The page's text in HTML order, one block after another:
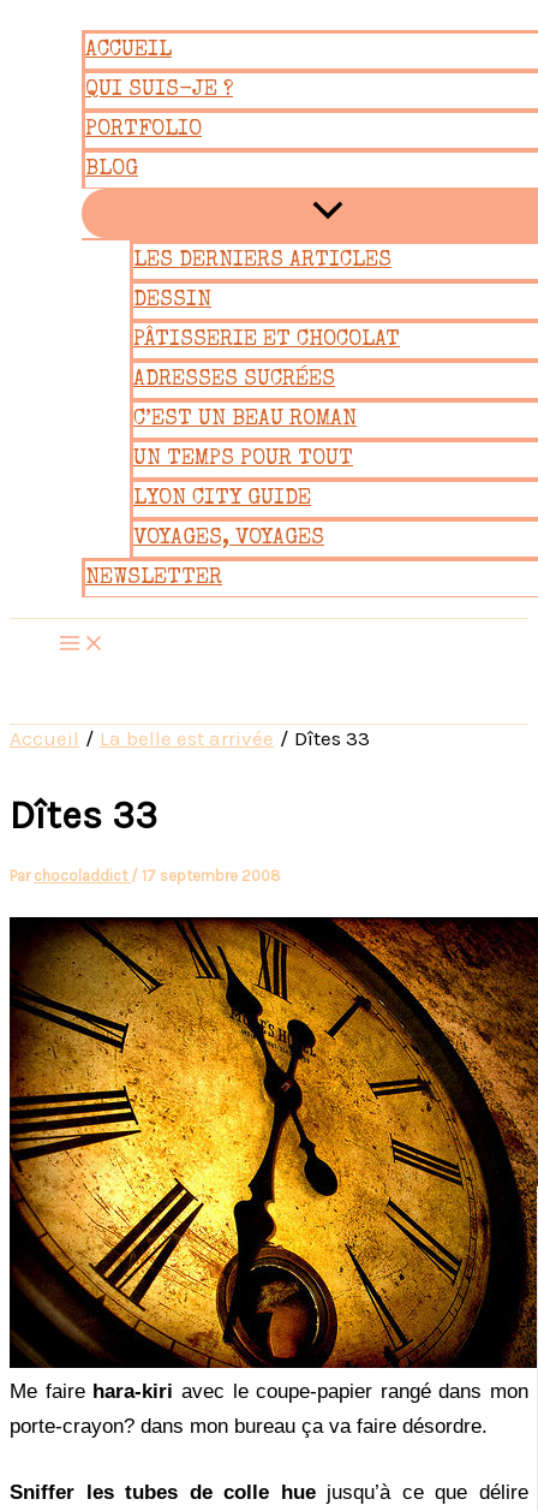
contenu
ACCUEIL
QUI SUIS-JE ?
PORTFOLIO
BLOG
LES DERNIERS ARTICLES
DESSIN
PÂTISSERIE ET CHOCOLAT
ADRESSES SUCRÉES
C’EST UN BEAU ROMAN
UN TEMPS POUR TOUT
LYON CITY GUIDE
VOYAGES, VOYAGES
NEWSLETTER
Accueil La belle est arrivée Dîtes 33
Dîtes 33
Par chocoladdict / 17 septembre 2008
Me faire hara-kiri avec le coupe-papier rangé dans mon
porte-crayon? dans mon bureau ça va faire désordre.
Sniffer les tubes de colle huejusqu’à ce que délire